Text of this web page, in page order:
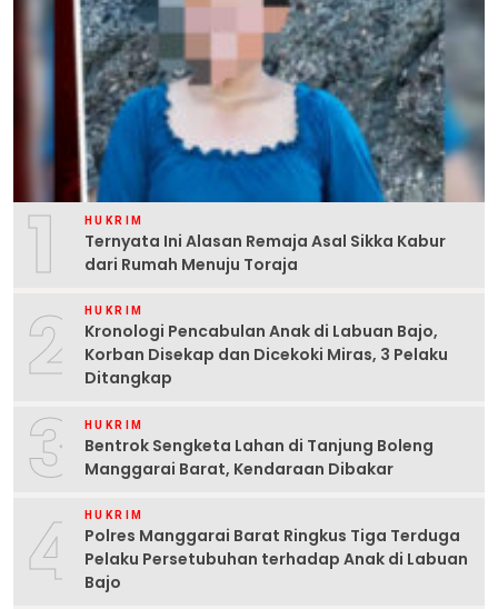
1 HUKRIM
Ternyata Ini Alasan Remaja Asal Sikka Kabur
dari Rumah Menuju Toraja
2 HUKRIM
Kronologi Pencabulan Anak di Labuan Bajo,
Korban Disekap dan Dicekoki Miras, 3 Pelaku
Ditangkap
3 HUKRIM
Bentrok Sengketa Lahan di Tanjung Boleng
Manggarai Barat, Kendaraan Dibakar
4 HUKRIM
Polres Manggarai Barat Ringkus Tiga Terduga
Pelaku Persetubuhan terhadap Anak di Labuan
Bajo